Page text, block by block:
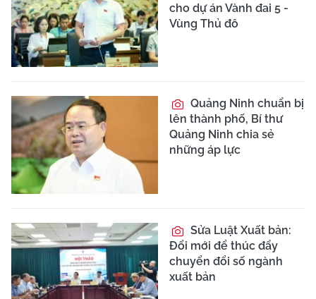
cho dự án Vành đai 5 -
Vùng Thủ đô
Quảng Ninh chuẩn bị
lên thành phố, Bí thư
Quảng Ninh chia sẻ
những áp lực
Sửa Luật Xuất bản:
Đổi mới để thúc đẩy
chuyển đổi số ngành
xuất bản